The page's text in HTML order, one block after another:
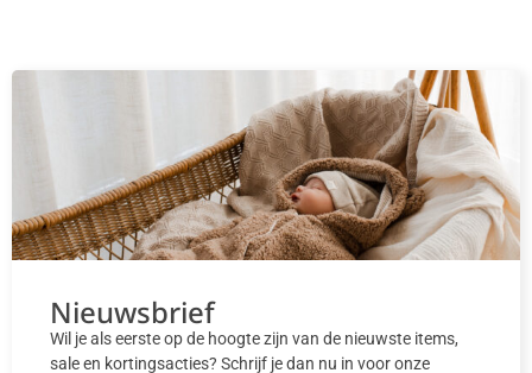
Nieuwsbrief
Wil je als eerste op de hoogte zijn van de nieuwste items,
sale en kortingsacties? Schrijf je dan nu in voor onze